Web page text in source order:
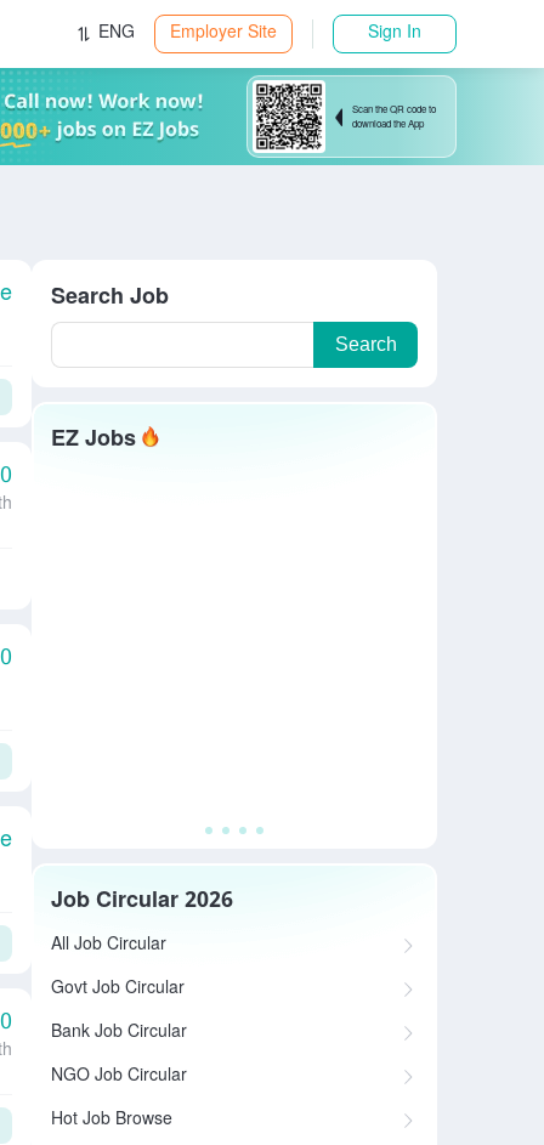
ENG Employer Site Sign In
Scan the QR code to
download the App
Search Job
Search
EZ Jobs
Job Circular 2026
All Job Circular
Govt Job Circular
Bank Job Circular
NGO Job Circular
Hot Job Browse